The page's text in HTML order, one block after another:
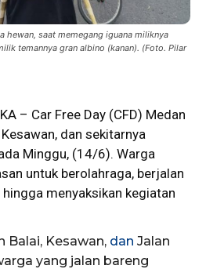
hewan, saat memegang iguana miliknya
temannya gran albino (kanan). (Foto. Pilar
– Car Free Day (CFD) Medan
dan sekitarnya
Minggu, (14/6). Warga
untuk berolahraga, berjalan
menyaksikan kegiatan
Balai, Kesawan, dan Jalan
yang jalan bareng